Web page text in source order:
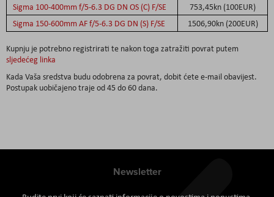
Sigma 100-400mm f/5-6.3 DG DN OS (C) F/SE
753,45kn (100EUR)
Sigma 150-600mm AF f/5-6.3 DG DN (S) F/SE
1506,90kn (200EUR)
Kupnju je potrebno registrirati te nakon toga zatražiti povrat putem
sljedećeg linka
Kada Vaša sredstva budu odobrena za povrat, dobit ćete e-mail obavijest.
Postupak uobičajeno traje od 45 do 60 dana.
Newsletter